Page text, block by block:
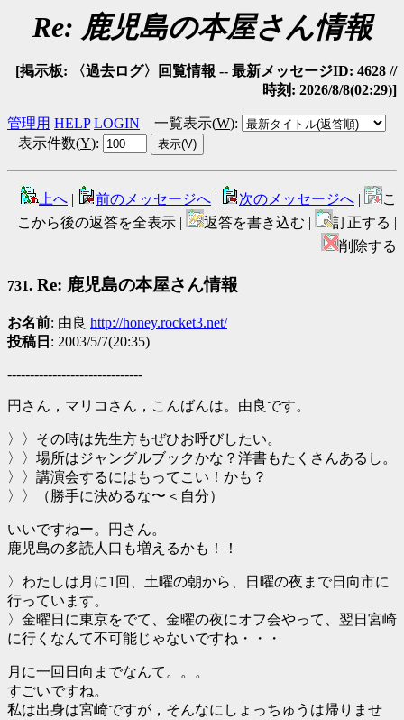
Re: 鹿児島の本屋さん情報
[掲示板: 〈過去ログ〉回覧情報 -- 最新メッセージID: 4628 //
時刻: 2026/8/8(02:29)]
管理用 HELP LOGIN 一覧表示(W):
表示件数(Y):
上へ | 前のメッセージへ | 次のメッセージへ |
こ
こから後の返答を全表示 |
返答を書き込む |
訂正する |
削除する
731. Re: 鹿児島の本屋さん情報
お名前: 由良 http://honey.rocket3.net/
投稿日 : 2003/5/7(20:35)
------------------------------
円さん，マリコさん，こんばんは。由良です。
〉〉その時は先生方もぜひお呼びしたい。
〉〉場所はジャングルブックかな？洋書もたくさんあるし。
〉〉講演会するにはもってこい！かも？
〉〉（勝手に決めるな〜＜自分）
いいですねー。円さん。
鹿児島の多読人口も増えるかも！！
〉わたしは月に1回、土曜の朝から、日曜の夜まで日向市に
行っています。
〉金曜日に東京をでて、金曜の夜にオフ会やって、翌日宮崎
に行くなんて不可能じゃないですね・・・
月に一回日向までなんて。。。
すごいですね。
私は出身は宮崎ですが，そんなにしょっちゅうは帰りませ